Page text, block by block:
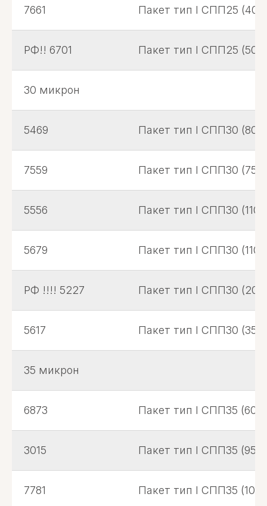
7661 Пакет тип I СПП25
РФ!! 6701 Пакет тип I СПП25
30 микрон
5469 Пакет тип I СПП30
7559 Пакет тип I СПП30
5556 Пакет тип I СПП30
5679 Пакет тип I СПП30
РФ !!!! 5227 Пакет тип I СПП30
5617 Пакет тип I СПП30
35 микрон
6873 Пакет тип I СПП35
3015 Пакет тип I СПП35
7781 Пакет тип I СПП35